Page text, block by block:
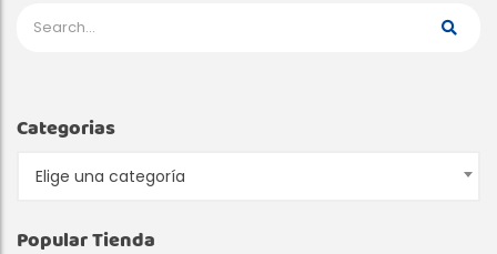
Categorias
Elige una categoría
Popular Tienda